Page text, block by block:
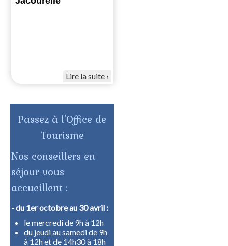
Lire la suite
Passez à l'Office de
Tourisme
Nos conseillers en
séjour vous
accueillent :
- du 1er octobre au 30 avril :
le mercredi de 9h à 12h
du jeudi au samedi de 9h
à 12h et de 14h30 à 18h